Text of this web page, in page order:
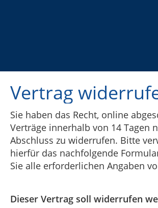
Vertrag
Sie haben das Recht, online
Verträge innerhalb von 14 Tagen
Abschluss zu widerrufen. Bitte
hierfür das nachfolgende
Sie alle erforderlichen Angaben
Dieser Vertrag soll widerrufen